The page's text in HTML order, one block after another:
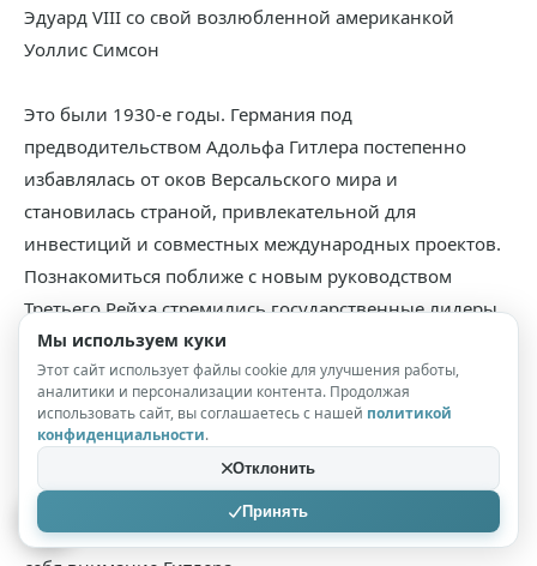
Эдуард VIII со свой возлюбленной американкой
Уоллис Симсон
Это были 1930-е годы. Германия под
предводительством Адольфа Гитлера постепенно
избавлялась от оков Версальского мира и
становилась страной, привлекательной для
инвестиций и совместных международных проектов.
Познакомиться поближе с новым руководством
Третьего Рейха стремились государственные лидеры
по всему миру, но самым настойчивым среди них
оказался наследник британского престола принц
Эдуард, который после Первой мировой войны по
политическим причинам хоть и не мог наносить
визиты в Берлин, но все же регулярно общался с
пронацистами в Европе, держа под руку свою
возлюбленную Уоллис Симпсон. Чем и обратил на
Мы используем куки
Этот сайт использует файлы cookie для улучшения работы,
аналитики и персонализации контента. Продолжая
использовать сайт, вы соглашаетесь с нашей политикой
конфиденциальности.
Отклонить
Принять